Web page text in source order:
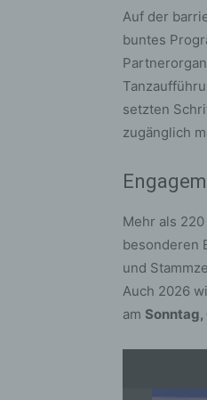
Auf der
buntes
setzten
zugänglich
Mehr als
besonderen
und
Auch 2026
am Sonntag,